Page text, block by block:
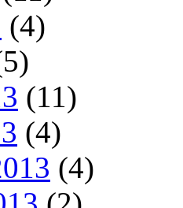
(4)
(11)
(4)
(4)